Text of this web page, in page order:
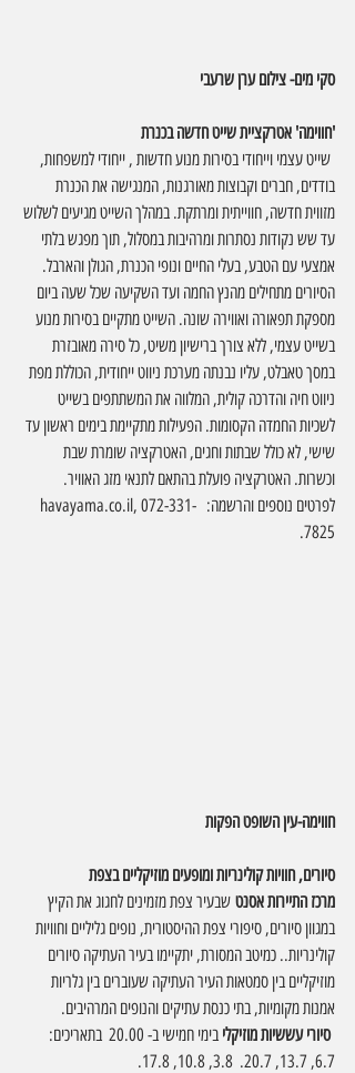
סקי מים- צילום ערן שרעבי
'חווימה' אטרקציית שייט חדשה בכנרת
שייט עצמי וייחודי בסירות מנוע חדשות , ייחודי למשפחות,
בודדים, חברים וקבוצות מאורגנות, המנגישה את הכנרת
מזווית חדשה, חווייתית ומרתקת. במהלך השייט מגיעים לשלוש
עד שש נקודות נסתרות ומרהיבות במסלול, תוך מפגש בלתי
אמצעי עם הטבע, בעלי החיים ונופי הכנרת, הגולן והארבל.
הסיורים מתחילים מהנץ החמה ועד השקיעה שכל שעה ביום
מספקת תפאורה ואווירה שונה. השייט מתקיים בסירות מנוע
בשייט עצמי, ללא צורך ברישיון משיט, כל סירה מאובזרת
במסך טאבלט, עליו נבנתה מערכת ניווט ייחודית, הכוללת מפת
ניווט חיה והדרכה קולית, המלווה את המשתתפים בשייט
לשכיות החמדה הקסומות. הפעילות מתקיימת בימים ראשון עד
שישי, לא כולל שבתות וחגים, האטרקציה שומרת שבת
וכשרות. האטרקציה פועלת בהתאם לתנאי מזג האוויר.
לפרטים נוספים והרשמה:
havayama.co.il, 072-331-
7825.
חווימה-עין השופט הפקות
סיורים, חוויות קולינריות ומופעים מוזיקליים בצפת
מרכז התיירות אסנט שבעיר צפת מזמינים לחגוג את הקיץ
במגוון סיורים, סיפורי צפת ההיסטורית, נופים גליליים וחוויות
קולינריות.. כמיטב המסורת, יתקיימו בעיר העתיקה סיורים
מוזיקליים בין סמטאות העיר העתיקה שעוברים בין גלריות
אמנות מקומיות, בתי כנסת עתיקים והנופים המרהיבים.
סיורי עששיות מוזיקלי
בימי חמישי ב- 20.00  בתאריכים:
6.7, 13.7, 20.7.  3.8, 10.8, 17.8.